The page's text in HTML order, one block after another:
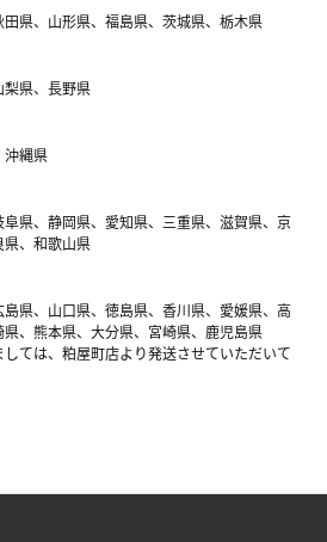
県、山形県、福島県、茨城県、栃木県
県、長野県
沖縄県
県、静岡県、愛知県、三重県、滋賀県、京
、和歌山県
県、山口県、徳島県、香川県、愛媛県、高
、熊本県、大分県、宮崎県、鹿児島県
ては、粕屋町店より発送させていただいて